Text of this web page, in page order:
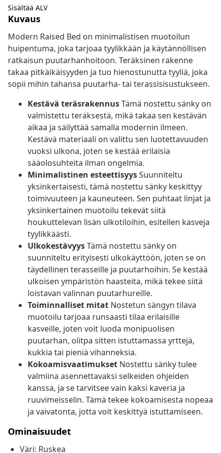
Sisältää ALV
Kuvaus
Modern Raised Bed on minimalistisen muotoilun
huipentuma, joka tarjoaa tyylikkään ja käytännöllisen
ratkaisun puutarhanhoitoon. Teräksinen rakenne
takaa pitkäikäisyyden ja tuo hienostunutta tyyliä, joka
sopii mihin tahansa puutarha- tai terassisisustukseen.
Kestävä teräsrakennusTämä nostettu sänky on
valmistettu teräksestä, mikä takaa sen kestävän
aikaa ja säilyttää samalla modernin ilmeen.
Kestävä materiaali on valittu sen luotettavuuden
vuoksi ulkona, joten se kestää erilaisia
sääolosuhteita ilman ongelmia.
Minimalistinen esteettisyysSuunniteltu
yksinkertaisesti, tämä nostettu sänky keskittyy
toimivuuteen ja kauneuteen. Sen puhtaat linjat ja
yksinkertainen muotoilu tekevät siitä
houkuttelevan lisän ulkotiloihin, esitellen kasveja
tyylikkäästi.
UlkokestävyysTämä nostettu sänky on
suunniteltu erityisesti ulkokäyttöön, joten se on
täydellinen terasseille ja puutarhoihin. Se kestää
ulkoisen ympäristön haasteita, mikä tekee siitä
loistavan valinnan puutarhureille.
Toiminnalliset mitat Nostetun sängyn tilava
muotoilu tarjoaa runsaasti tilaa erilaisille
kasveille, joten voit luoda monipuolisen
puutarhan, olitpa sitten istuttamassa yrttejä,
kukkia tai pieniä vihanneksia.
Kokoamisvaatimukset Nostettu sänky tulee
valmiina asennettavaksi selkeiden ohjeiden
kanssa, ja se tarvitsee vain kaksi kaveria ja
ruuvimeisselin. Tämä tekee kokoamisesta nopeaa
ja vaivatonta, jotta voit keskittyä istuttamiseen.
Ominaisuudet
Väri: Ruskea